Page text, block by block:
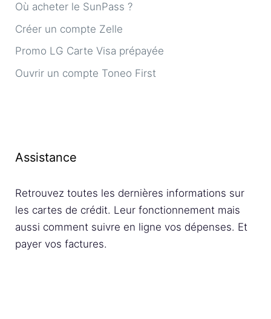
Où acheter le SunPass ?
Créer un compte Zelle
Promo LG Carte Visa prépayée
Ouvrir un compte Toneo First
Assistance
Retrouvez toutes les dernières informations sur
les cartes de crédit. Leur fonctionnement mais
aussi comment suivre en ligne vos dépenses. Et
payer vos factures.